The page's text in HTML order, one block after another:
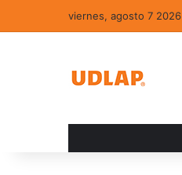
viernes, agosto 7 2026